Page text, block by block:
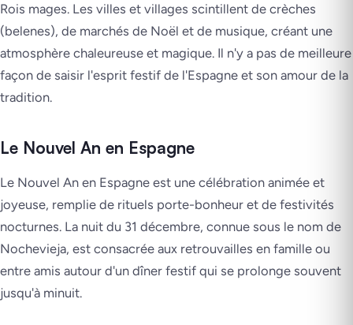
Rois mages. Les villes et villages scintillent de crèches
(belenes), de marchés de Noël et de musique, créant une
atmosphère chaleureuse et magique. Il n'y a pas de meilleure
façon de saisir l'esprit festif de l'Espagne et son amour de la
tradition.
Le Nouvel An en Espagne
Le Nouvel An en Espagne est une célébration animée et
joyeuse, remplie de rituels porte-bonheur et de festivités
nocturnes. La nuit du 31 décembre, connue sous le nom de
Nochevieja, est consacrée aux retrouvailles en famille ou
entre amis autour d'un dîner festif qui se prolonge souvent
jusqu'à minuit.